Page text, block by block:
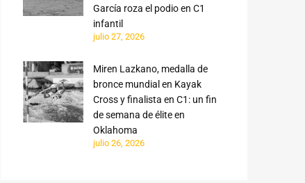
García roza el podio en C1
infantil
julio 27, 2026
Miren Lazkano, medalla de
bronce mundial en Kayak
Cross y finalista en C1: un fin
de semana de élite en
Oklahoma
julio 26, 2026